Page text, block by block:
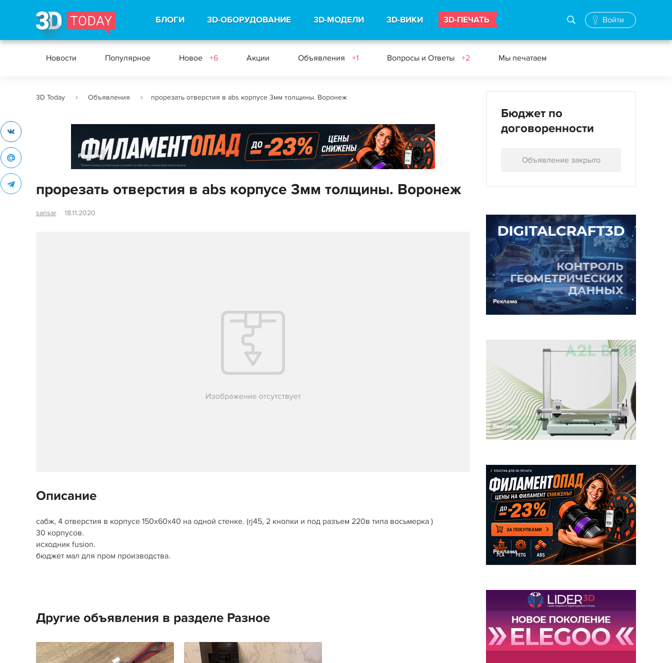
БЛОГИ 3D-ОБОРУДОВАНИЕ 3D-МОДЕЛИ 3D-ВИКИ 3D-ПЕЧАТЬ Войти
Новости Популярное Новое +6 Акции Объявления +1 Вопросы и Ответы +2 Мы печатаем
3D Today Объявления прорезать отверстия в abs корпусе 3мм толщины. Воронеж
Реклама
прорезать отверстия в abs корпусе 3мм толщины. Воронеж
sansar 18.11.2020
Описание
сабж, 4 отверстия в корпусе 150х60х40 на одной стенке. (rj45, 2 кнопки и под разъем 220в типа восьмерка )
30 корпусов.
исходник fusion.
бюджет мал для пром производства.
Другие объявления в разделе Разное
Бюджет по
договоренности
Объявление закрыто
Реклама
Реклама
Реклама